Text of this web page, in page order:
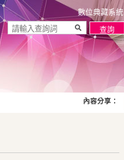
數位典藏系統
內容分享：